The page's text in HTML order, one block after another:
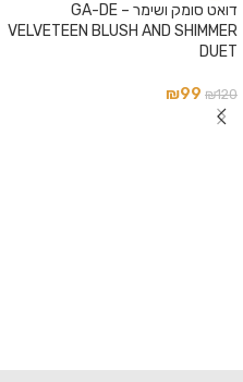
דואט סומק ושימר – GA-DE
VELVETEEN BLUSH AND SHIMMER
DUET
₪120
₪99